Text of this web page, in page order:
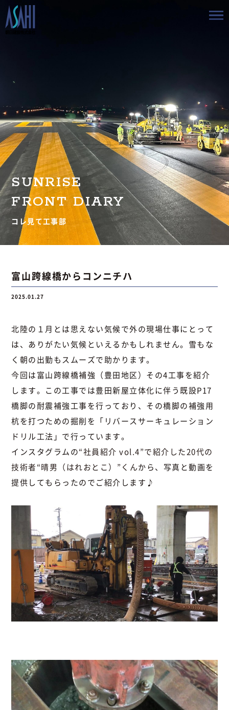
会社情報
採用情報
お知らせ
BLOG
お問い合わせ
お問い合わせ
SUNRISE
FRONT DIARY
コレ見て工事部
富山跨線橋からコンニチハ
2025.01.27
北陸の１月とは思えない気候で外の現場仕事にとって
は、ありがたい気候といえるかもしれません。雪もな
く朝の出勤もスムーズで助かります。
今回は富山跨線橋補強（豊田地区）その4工事を紹介
します。この工事では豊田新屋立体化に伴う既設P17
橋脚の耐震補強工事を行っており、その橋脚の補強用
杭を打つための掘削を「リバースサーキュレーション
ドリル工法」で行っています。
インスタグラムの“社員紹介 vol.4”で紹介した20代の
技術者“晴男（はれおとこ）”くんから、写真と動画を
提供してもらったのでご紹介します♪